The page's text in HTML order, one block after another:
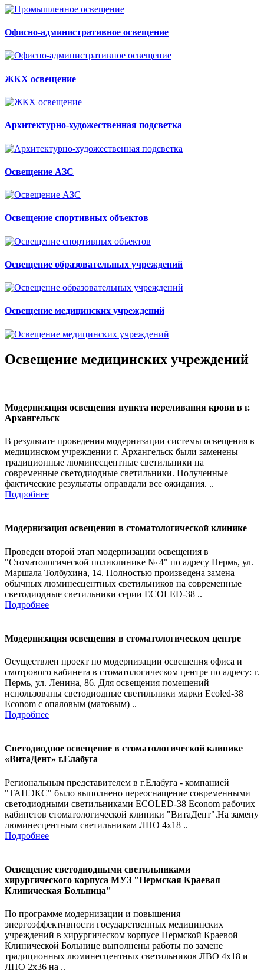
Офисно-административное освещение
ЖКХ освещение
Архитектурно-художественная подсветка
Освещение АЗС
Освещение спортивных объектов
Освещение образовательных учреждений
Освещение медицинских учреждений
Освещение медицинских учреждений
Модернизация освещения пункта переливания крови в г.
Архангельск
В результате проведения модернизации системы освещения в
медицинском учреждении г. Архангельск были заменены
традиционные люминесцентные светильники на
современные светодиодные светильники. Полученные
фактические результаты оправдали все ожидания. ..
Подробнее
Модернизация освещения в стоматологической клинике
Проведен второй этап модернизации освещения в
"Стоматологической поликлинике № 4" по адресу Пермь, ул.
Маршала Толбухина, 14. Полностью произведена замена
обычных люминесцентных светильников на современные
светодиодные светильники серии ECOLED-38 ..
Подробнее
Модернизация освещения в стоматологическом центре
Осуществлен проект по модернизации освещения офиса и
смотрового кабинета в стоматологическом центре по адресу: г.
Пермь, ул. Ленина, 86. Для освещения помещений
использованы светодиодные светильники марки Ecoled-38
Econom с опаловым (матовым) ..
Подробнее
Светодиодное освещение в стоматологической клинике
«ВитаДент» г.Елабуга
Региональным представителем в г.Елабуга - компанией
"ТАНЭКС" было выполнено переоснащение современными
светодиодными светильниками ECOLED-38 Econom рабочих
кабинетов стоматологической клиники "ВитаДент".На замену
люминесцентным светильникам ЛПО 4х18 ..
Подробнее
Освещение светодиодными светильниками
хирургического корпуса МУЗ "Пермская Краевая
Клиническая Больница"
По программе модернизации и повышения
энергоэффективности государственных медицинских
учреждений в хирургическом корпусе Пермской Краевой
Клинической Больнице выполнены работы по замене
традиционных люминесцентных светильников ЛВО 4х18 и
ЛПО 2х36 на ..